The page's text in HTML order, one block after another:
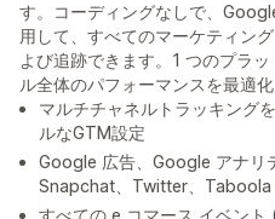
す。コーディングなしで、
用して、すべてのマーケティン
よび追跡できます。1 つのプラ
ル全体のパフォーマンスを最適化
マルチチャネルトラッキング
ルなGTM設定
Google 広告、Google アナリ
Snapchat、Twitter、Taboola